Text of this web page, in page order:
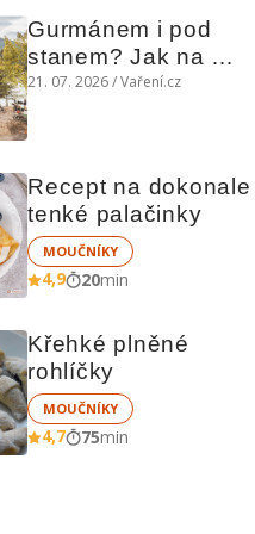
Gurmánem i pod
stanem? Jak na
polní kuchyni a na
21. 07. 2026 / Vaření.cz
Recept na dokonale
tenké palačinky
MOUČNÍKY
4,9 20min
Křehké plněné
rohlíčky
MOUČNÍKY
4,7 75min